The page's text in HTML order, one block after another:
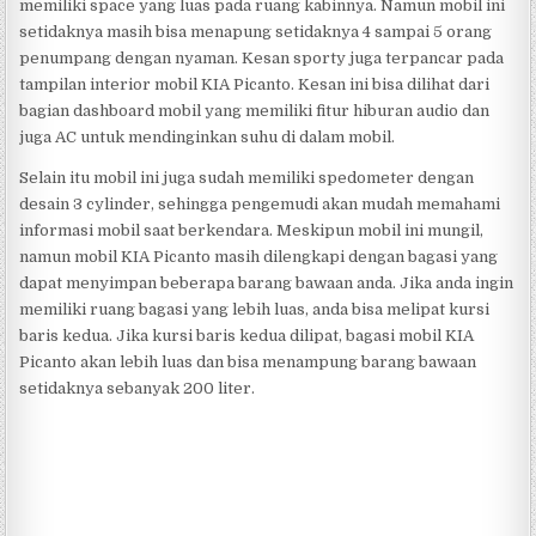
memiliki space yang luas pada ruang kabinnya. Namun mobil ini
setidaknya masih bisa menapung setidaknya 4 sampai 5 orang
penumpang dengan nyaman. Kesan sporty juga terpancar pada
tampilan interior mobil KIA Picanto. Kesan ini bisa dilihat dari
bagian dashboard mobil yang memiliki fitur hiburan audio dan
juga AC untuk mendinginkan suhu di dalam mobil.
Selain itu mobil ini juga sudah memiliki spedometer dengan
desain 3 cylinder, sehingga pengemudi akan mudah memahami
informasi mobil saat berkendara. Meskipun mobil ini mungil,
namun mobil KIA Picanto masih dilengkapi dengan bagasi yang
dapat menyimpan beberapa barang bawaan anda. Jika anda ingin
memiliki ruang bagasi yang lebih luas, anda bisa melipat kursi
baris kedua. Jika kursi baris kedua dilipat, bagasi mobil KIA
Picanto akan lebih luas dan bisa menampung barang bawaan
setidaknya sebanyak 200 liter.